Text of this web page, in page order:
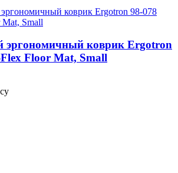
эргономичный коврик Ergotron
Floor Mat, Small